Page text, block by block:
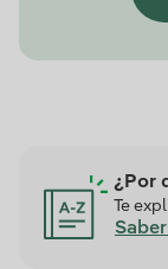
¿Por
Te